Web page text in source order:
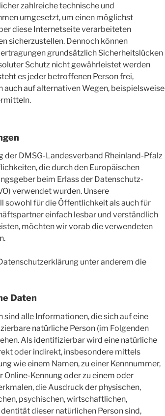
zahlreiche technische und
umgesetzt, um einen möglichst
diese Internetseite verarbeiteten
sicherzustellen. Dennoch können
grundsätzlich Sicherheitslücken
Schutz nicht gewährleistet werden
es jeder betroffenen Person frei,
auch auf alternativen Wegen, beispielsweise
der DMSG-Landesverband Rheinland-Pfalz
die durch den Europäischen
beim Erlass der Datenschutz-
verwendet wurden. Unsere
sowohl für die Öffentlichkeit als auch für
einfach lesbar und verständlich
möchten wir vorab die verwendeten
unter anderem die
Daten
sind alle Informationen, die sich auf eine
natürliche Person (im Folgenden
Als identifizierbar wird eine natürliche
oder indirekt, insbesondere mittels
wie einem Namen, zu einer Kennnummer,
Online-Kennung oder zu einem oder
die Ausdruck der physischen,
psychischen, wirtschaftlichen,
dieser natürlichen Person sind,